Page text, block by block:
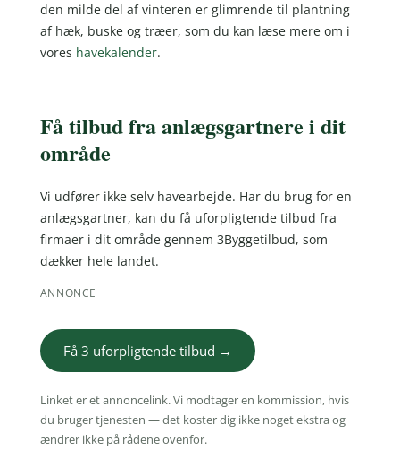
den milde del af vinteren er glimrende til plantning
af hæk, buske og træer, som du kan læse mere om i
vores havekalender.
Få tilbud fra anlægsgartnere i dit
område
Vi udfører ikke selv havearbejde. Har du brug for en
anlægsgartner, kan du få uforpligtende tilbud fra
firmaer i dit område gennem 3Byggetilbud, som
dækker hele landet.
ANNONCE
Få 3 uforpligtende tilbud →
Linket er et annoncelink. Vi modtager en kommission, hvis
du bruger tjenesten — det koster dig ikke noget ekstra og
ændrer ikke på rådene ovenfor.